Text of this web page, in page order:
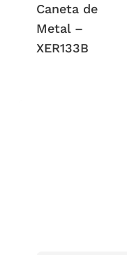
Caneta de
Metal –
XER133B